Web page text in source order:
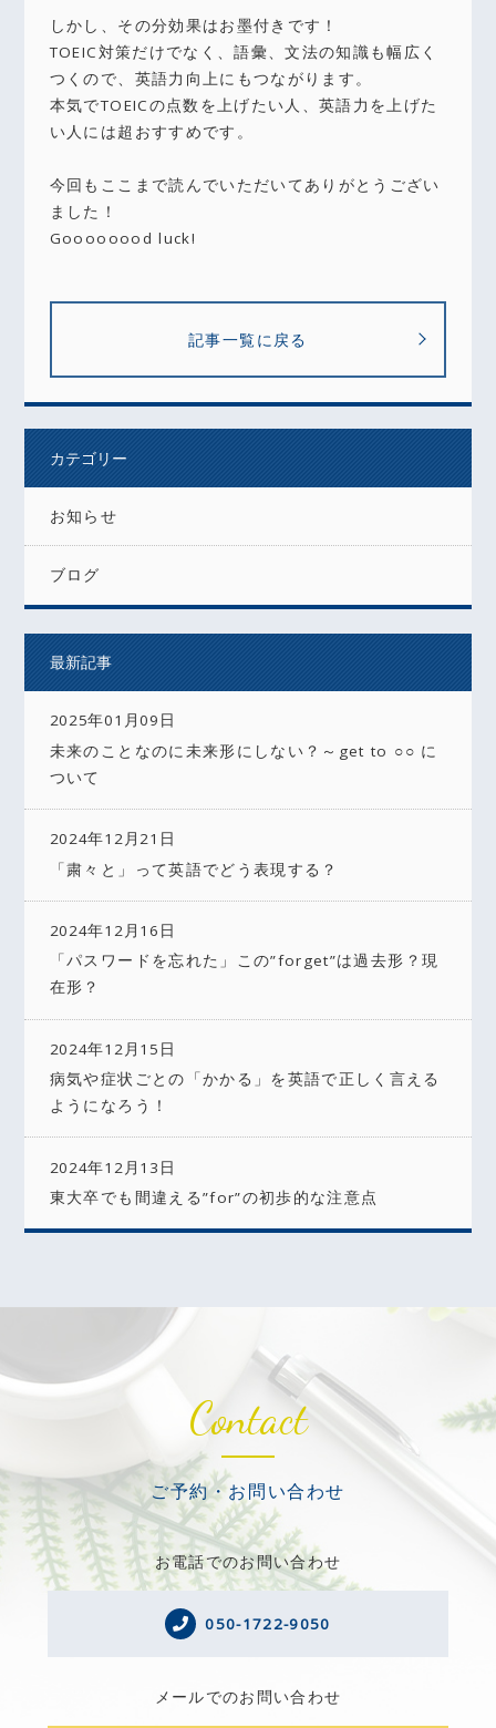
しかし、その分効果はお墨付きです！
TOEIC対策だけでなく、語彙、文法の知識も幅広く
つくので、英語力向上にもつながります。
本気でTOEICの点数を上げたい人、英語力を上げた
い人には超おすすめです。
今回もここまで読んでいただいてありがとうござい
ました！
Goooooood luck!
記事一覧に戻る
カテゴリー
お知らせ
ブログ
最新記事
2025年01月09日
未来のことなのに未来形にしない？～get to ○○ に
ついて
2024年12月21日
「粛々と」って英語でどう表現する？
2024年12月16日
「パスワードを忘れた」この”forget”は過去形？現
在形？
2024年12月15日
病気や症状ごとの「かかる」を英語で正しく言える
ようになろう！
2024年12月13日
東大卒でも間違える”for”の初歩的な注意点
Contact
ご予約・お問い合わせ
お電話でのお問い合わせ
050-1722-9050
メールでのお問い合わせ